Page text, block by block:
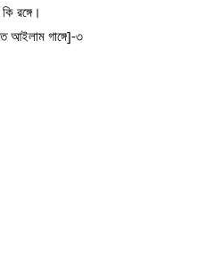
রঙ্গে।
আইলাম গাঙ্গে]-৩